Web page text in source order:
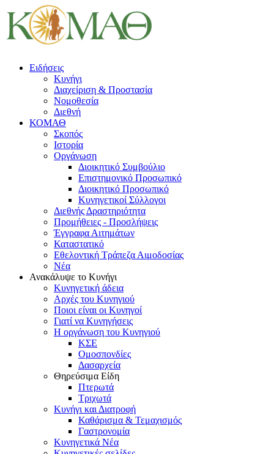
Ειδήσεις
Κυνήγι
Διαχείριση & Προστασία
Νομοθεσία
Διεθνή
ΚΟΜΑΘ
Σκοπός
Ιστορία
Οργάνωση
Διοικητικό Συμβούλιο
Επιστημονικό Προσωπικό
Διοικητικό Προσωπικό
Κυνηγετικοί Σύλλογοι
Διεθνής Δραστηριότητα
Προμήθειες - Προσλήψεις
Έγγραφα Αιτημάτων
Καταστατικό
Εθελοντική Τράπεζα Αιμοδοσίας
Νέα
Ανακάλυψε το Κυνήγι
Κυνηγετική άδεια
Αρχές του Κυνηγιού
Ποιοι είναι οι Κυνηγοί
Γιατί να Κυνηγήσεις
Η οργάνωση του Κυνηγιού
ΚΣΕ
Ομοσπονδίες
Δασαρχεία
Θηρεύσιμα Είδη
Πτερωτά
Τριχωτά
Κυνήγι και Διατροφή
Καθάρισμα & Τεμαχισμός
Γαστρονομία
Κυνηγετικά Νέα